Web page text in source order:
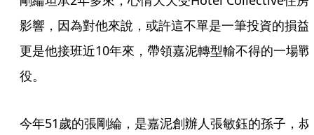
影響，因為對他來說，或許這不單是一筆投資的損益
更是他接班近10年來，帶領嘉泥轉型輸不得的一場戰
役。
今年51歲的張剛綸，是嘉泥創辦人張敏鈺的孫子，叔